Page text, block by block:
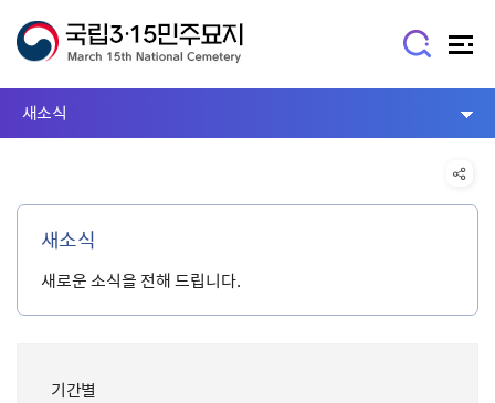
새소식
새소식
새로운 소식을 전해 드립니다.
기간별